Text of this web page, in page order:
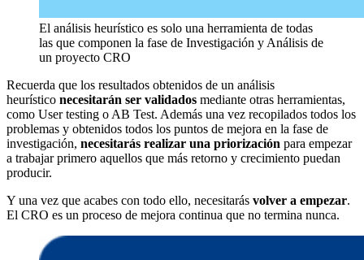
El análisis heurístico es solo una herramienta de todas
las que componen la fase de Investigación y Análisis de
un proyecto CRO
Recuerda que los resultados obtenidos de un análisis
heurístico necesitarán ser validados mediante otras herramientas,
como User testing o AB Test. Además una vez recopilados todos los
problemas y obtenidos todos los puntos de mejora en la fase de
investigación, necesitarás realizar una priorización para empezar
a trabajar primero aquellos que más retorno y crecimiento puedan
producir.
Y una vez que acabes con todo ello, necesitarás volver a empezar.
El CRO es un proceso de mejora continua que no termina nunca.